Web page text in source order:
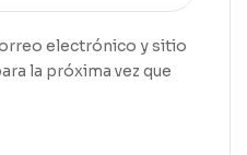
electrónico y sitio
la próxima vez que